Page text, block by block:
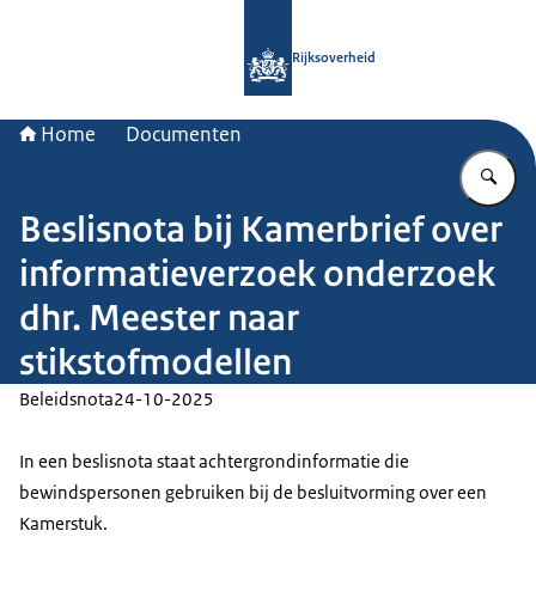
Rijksoverheid
Home Documenten
Beslisnota bij Kamerbrief over
informatieverzoek onderzoek
dhr. Meester naar
stikstofmodellen
Beleidsnota24-10-2025
In een beslisnota staat achtergrondinformatie die
bewindspersonen gebruiken bij de besluitvorming over een
Kamerstuk.